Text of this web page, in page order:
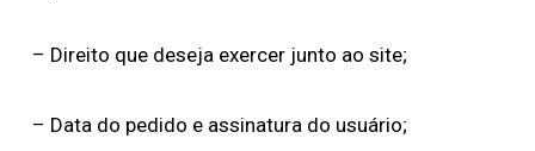
– Direito que deseja exercer junto ao site;
– Data do pedido e assinatura do usuário;